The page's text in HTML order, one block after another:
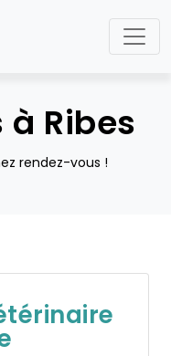
Ribes
rendez-vous !